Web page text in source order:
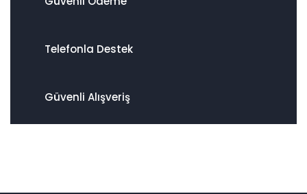
Telefonla Destek
Güvenli Alışveriş